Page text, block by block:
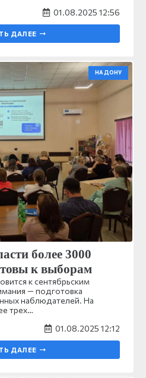
01.08.2025 12:56
ДАЛЕЕ
НА ДОНУ
более 3000
к выборам
к сентябрьским
— подготовка
наблюдателей. На
трех…
01.08.2025 12:12
ДАЛЕЕ